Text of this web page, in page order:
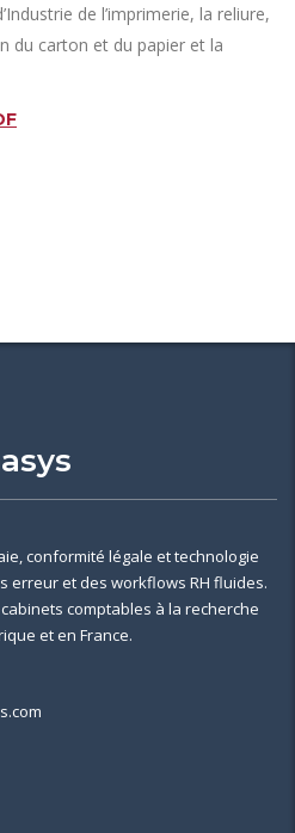
de l’imprimerie, la reliure,
du carton et du papier et la
conformité légale et technologie
erreur et des workflows RH fluides.
comptables à la recherche
et en France.